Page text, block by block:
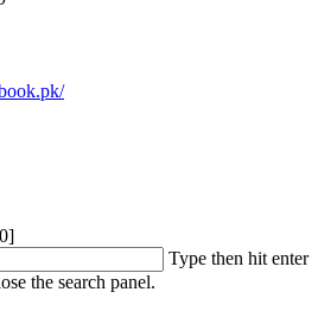
Type then hit enter
the search panel.